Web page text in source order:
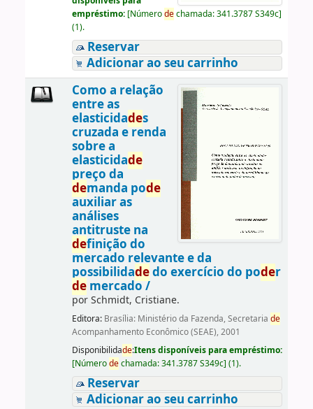
empréstimo: [Númerodechamada:341.3787 S349c]
(1).
Reservar
Adicionar ao seu carrinho
Como a relação
entre as
elasticidades
cruzada e renda
sobre a
elasticidade
preço da
demanda pode
auxiliar as
análises
antitruste na
definição do
mercado relevante e da
possibilidadedo exercício do poder
demercado /
porSchmidt, Cristiane.
Editora: Brasília: Ministério da Fazenda, Secretaria de
Acompanhamento Econômico (SEAE), 2001
Disponibilidade:Itens disponíveis para empréstimo:
[Númerodechamada:341.3787 S349c] (1).
Reservar
Adicionar ao seu carrinho